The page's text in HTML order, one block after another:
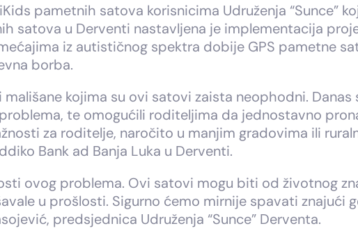
pametnih satova korisnicima Udruženja “Sunce”
satova u Derventi nastavljena je implementacija
iz autističnog spektra dobije GPS pametne
borba.
kojima su ovi satovi zaista neophodni. Danas
te omogućili roditeljima da jednostavno
za roditelje, naročito u manjim gradovima ili
Bank ad Banja Luka u Derventi.
ovog problema. Ovi satovi mogu biti od životnog
u prošlosti. Sigurno ćemo mirnije spavati znajući
predsjednica Udruženja “Sunce” Derventa.